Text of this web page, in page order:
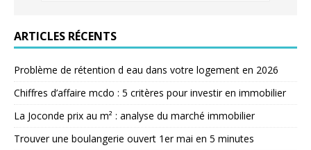
ARTICLES RÉCENTS
Problème de rétention d eau dans votre logement en 2026
Chiffres d’affaire mcdo : 5 critères pour investir en immobilier
La Joconde prix au m² : analyse du marché immobilier
Trouver une boulangerie ouvert 1er mai en 5 minutes